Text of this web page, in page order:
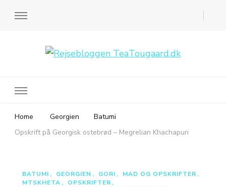
Home Georgien
Batumi
Opskrift på Georgisk ostebrød – Megrelian Khachapuri
BATUMI GEORGIEN GORI
MAD OG OPSKRIFTER
MTSKHETA
OPSKRIFTER